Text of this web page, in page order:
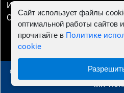
ИП Смирнов Георгий
ОГРНИП 324470400032610
© 2010 - 2026 Чип тюнинг в
Чип
Сайт использует файлы
оптимальной работы сайтов
прочитайте в Политике
cookie